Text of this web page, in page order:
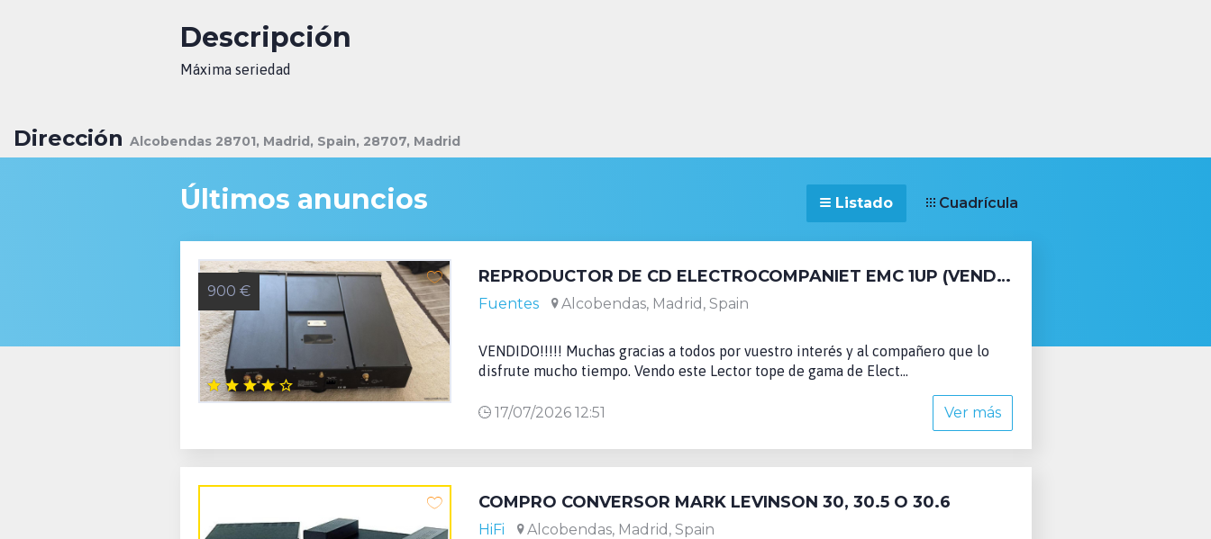
Descripción
Máxima seriedad
Dirección Alcobendas 28701, Madrid, Spain, 28707, Madrid
Listado Cuadrícula
Últimos anuncios
900 €
REPRODUCTOR DE CD ELECTROCOMPANIET EMC 1UP (VENDIDO)
Fuentes Alcobendas, Madrid, Spain
VENDIDO!!!!! Muchas gracias a todos por vuestro interés y al compañero que lo
disfrute mucho tiempo. Vendo este Lector tope de gama de Elect...
17/07/2026 12:51 Ver más
COMPRO CONVERSOR MARK LEVINSON 30, 30.5 O 30.6
HiFi Alcobendas, Madrid, Spain